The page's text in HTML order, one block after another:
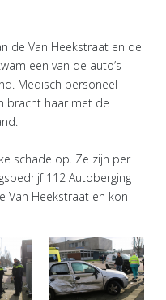
de Van Heekstraat en de
een van de auto’s
Medisch personeel
bracht haar met de
schade op. Ze zijn per
112 Autoberging
Van Heekstraat en kon